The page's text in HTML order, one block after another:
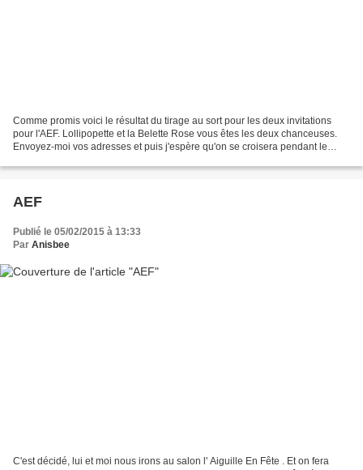
Comme promis voici le résultat du tirage au sort pour les deux invitations
pour l'AEF. Lollipopette et la Belette Rose vous êtes les deux chanceuses.
Envoyez-moi vos adresses et puis j'espère qu'on se croisera pendant le
AEF
Publié le 05/02/2015 à 13:33
Par Anisbee
C'est décidé, lui et moi nous irons au salon l' Aiguille En Fête . Et on fera